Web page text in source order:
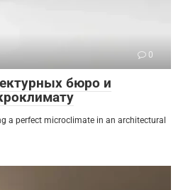
0
бюро и
a perfect microclimate in an architectural